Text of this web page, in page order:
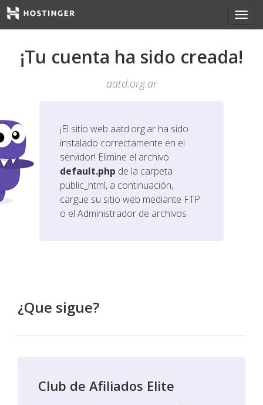
¡Tu cuenta ha sido creada!
aatd.org.ar
¡El sitio web aatd.org.ar ha sido
instalado correctamente en el
servidor! Elimine el archivo
default.php de la carpeta
public_html, a continuación,
cargue su sitio web mediante FTP
o el Administrador de archivos
¿Que sigue?
Club de Afiliados Elite